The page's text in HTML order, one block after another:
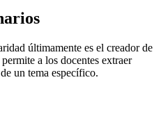
últimamente es el creador de
a los docentes extraer
un tema específico.